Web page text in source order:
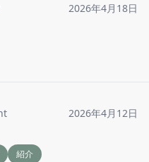
2026年4月18日
2026年4月12日
紹介